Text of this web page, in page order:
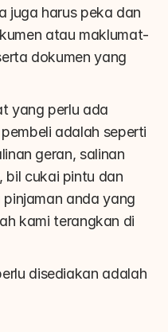
juga harus peka dan
atau maklumat-
dokumen yang
yang perlu ada
adalah seperti
geran, salinan
bil cukai pintu dan
anda yang
kami terangkan di
disediakan adalah